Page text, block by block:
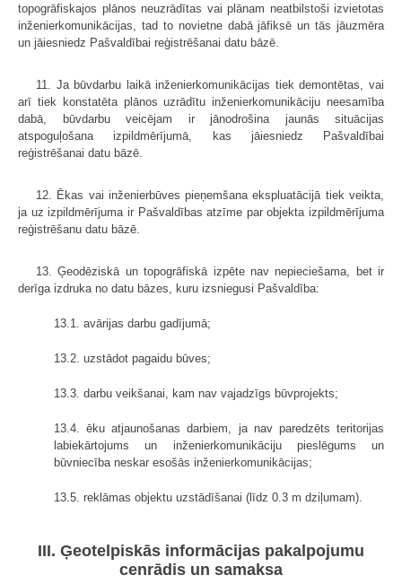
topogrāfiskajos plānos neuzrādītas vai plānam neatbilstoši izvietotas
inženierkomunikācijas, tad to novietne dabā jāfiksē un tās jāuzmēra
un jāiesniedz Pašvaldībai reģistrēšanai datu bāzē.
11. Ja būvdarbu laikā inženierkomunikācijas tiek demontētas, vai
arī tiek konstatēta plānos uzrādītu inženierkomunikāciju neesamība
dabā, būvdarbu veicējam ir jānodrošina jaunās situācijas
atspoguļošana izpildmērījumā, kas jāiesniedz Pašvaldībai
reģistrēšanai datu bāzē.
12. Ēkas vai inženierbūves pieņemšana ekspluatācijā tiek veikta,
ja uz izpildmērījuma ir Pašvaldības atzīme par objekta izpildmērījuma
reģistrēšanu datu bāzē.
13. Ģeodēziskā un topogrāfiskā izpēte nav nepieciešama, bet ir
derīga izdruka no datu bāzes, kuru izsniegusi Pašvaldība:
13.1. avārijas darbu gadījumā;
13.2. uzstādot pagaidu būves;
13.3. darbu veikšanai, kam nav vajadzīgs būvprojekts;
13.4. ēku atjaunošanas darbiem, ja nav paredzēts teritorijas
labiekārtojums un inženierkomunikāciju pieslēgums un
būvniecība neskar esošās inženierkomunikācijas;
13.5. reklāmas objektu uzstādīšanai (līdz 0.3 m dziļumam).
III. Ģeotelpiskās informācijas pakalpojumu
cenrādis un samaksa